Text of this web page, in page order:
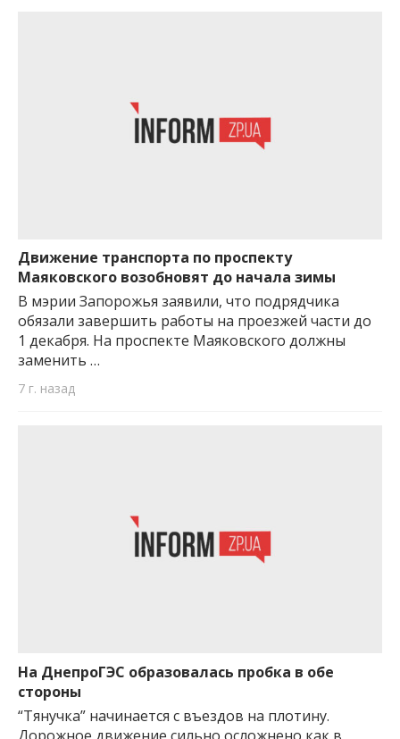
Движение транспорта по проспекту
Маяковского возобновят до начала зимы
В мэрии Запорожья заявили, что подрядчика
обязали завершить работы на проезжей части до
1 декабря. На проспекте Маяковского должны
заменить …
7 г. назад
На ДнепроГЭС образовалась пробка в обе
стороны
“Тянучка” начинается с въездов на плотину.